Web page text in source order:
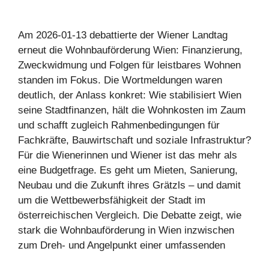
Am 2026-01-13 debattierte der Wiener Landtag
erneut die Wohnbauförderung Wien: Finanzierung,
Zweckwidmung und Folgen für leistbares Wohnen
standen im Fokus. Die Wortmeldungen waren
deutlich, der Anlass konkret: Wie stabilisiert Wien
seine Stadtfinanzen, hält die Wohnkosten im Zaum
und schafft zugleich Rahmenbedingungen für
Fachkräfte, Bauwirtschaft und soziale Infrastruktur?
Für die Wienerinnen und Wiener ist das mehr als
eine Budgetfrage. Es geht um Mieten, Sanierung,
Neubau und die Zukunft ihres Grätzls – und damit
um die Wettbewerbsfähigkeit der Stadt im
österreichischen Vergleich. Die Debatte zeigt, wie
stark die Wohnbauförderung in Wien inzwischen
zum Dreh- und Angelpunkt einer umfassenden